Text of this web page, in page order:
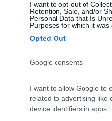
I want to opt-out of
Retention, Sale, and/or
Personal Data that Is
Purposes for which it was
Opted Out
Google consents
I want to allow Google to
related to advertising like
device identifiers in apps.
7.7